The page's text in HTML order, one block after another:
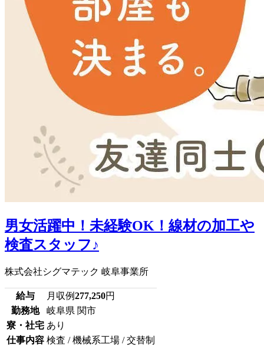
男女活躍中！未経験OK！線材の加工や
検査スタッフ♪
株式会社シグマテック 岐阜事業所
給与 月収例277,250円
勤務地
岐阜県 関市
寮・社宅 あり
仕事内容 検査 / 機械系工場 / 交替制